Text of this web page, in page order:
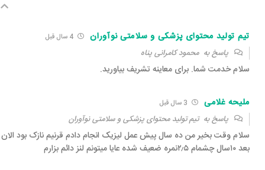
تیم تولید محتوای پزشکی و سلامتی نوآوران
پاسخ بهمحمود کامرانی پناه
سلام خدمت شما. برای معاینه تشریف بیاورید.
ملیحه غلامی
پاسخ بهتیم تولید محتوای پزشکی و سلامتی نوآوران
سلام وقت بخیر من ده سال پیش عمل لیزیک انجام دادم قرنیم نازک بود الان
بعد ۱۰سال چشمام ۲٫۵نمره ضعیف شده عایا میتونم لنز دائم بزارم